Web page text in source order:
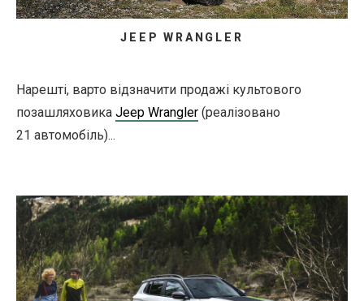
JEEP WRANGLER
Нарешті, варто відзначити продажі культового
позашляховика Jeep Wrangler (реалізовано
21 автомобіль)...